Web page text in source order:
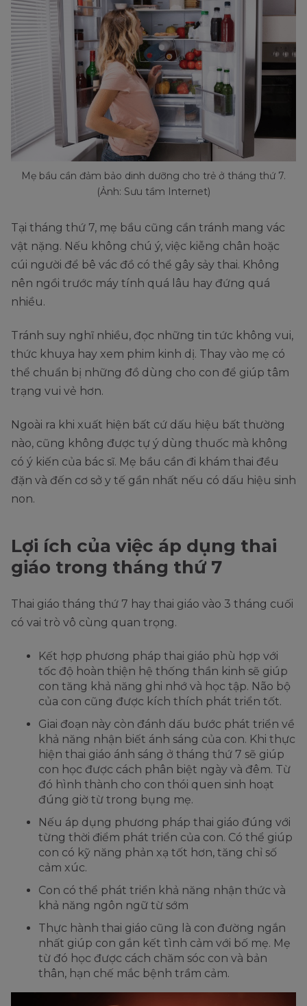
Mẹ bầu cần đảm bảo dinh dưỡng cho trẻ ở tháng thứ 7.
(Ảnh: Sưu tầm Internet)
Tại tháng thứ 7, mẹ bầu cũng cần tránh mang vác
vật nặng. Nếu không chú ý, việc kiễng chân hoặc
cúi người để bê vác đồ có thể gây sảy thai. Không
nên ngồi trước máy tính quá lâu hay đứng quá
nhiều.
Tránh suy nghĩ nhiều, đọc những tin tức không vui,
thức khuya hay xem phim kinh dị. Thay vào mẹ có
thể chuẩn bị những đồ dùng cho con để giúp tâm
trạng vui vẻ hơn.
Ngoài ra khi xuất hiện bất cứ dấu hiệu bất thường
nào, cũng không được tự ý dùng thuốc mà không
có ý kiến của bác sĩ. Mẹ bầu cần đi khám thai đều
đặn và đến cơ sở y tế gần nhất nếu có dấu hiệu sinh
non.
Lợi ích của việc áp dụng thai
giáo trong tháng thứ 7
Thai giáo tháng thứ 7 hay thai giáo vào 3 tháng cuối
có vai trò vô cùng quan trọng.
Kết hợp phương pháp thai giáo phù hợp với
tốc độ hoàn thiện hệ thống thần kinh sẽ giúp
con tăng khả năng ghi nhớ và học tập. Não bộ
của con cũng được kích thích phát triển tốt.
Giai đoạn này còn đánh dấu bước phát triển về
khả năng nhận biết ánh sáng của con. Khi thực
hiện thai giáo ánh sáng ở tháng thứ 7 sẽ giúp
con học được cách phân biệt ngày và đêm. Từ
đó hình thành cho con thói quen sinh hoạt
đúng giờ từ trong bụng mẹ.
Nếu áp dụng phương pháp thai giáo đúng với
từng thời điểm phát triển của con. Có thể giúp
con có kỹ năng phản xạ tốt hơn, tăng chỉ số
cảm xúc.
Con có thể phát triển khả năng nhận thức và
khả năng ngôn ngữ từ sớm
Thực hành thai giáo cũng là con đường ngắn
nhất giúp con gắn kết tình cảm với bố mẹ. Mẹ
từ đó học được cách chăm sóc con và bản
thân, hạn chế mắc bệnh trầm cảm.